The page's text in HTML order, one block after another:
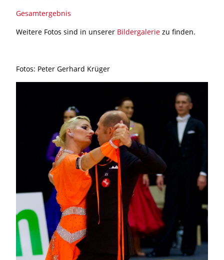
Gesamtergebnis
Weitere Fotos sind in unserer Bildergalerie zu finden.
Fotos: Peter Gerhard Krüger